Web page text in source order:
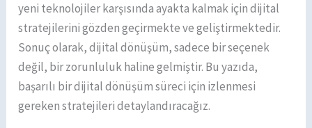
yeni teknolojiler karşısında ayakta kalmak için dijital
stratejilerini gözden geçirmekte ve geliştirmektedir.
Sonuç olarak, dijital dönüşüm, sadece bir seçenek
değil, bir zorunluluk haline gelmiştir. Bu yazıda,
başarılı bir dijital dönüşüm süreci için izlenmesi
gereken stratejileri detaylandıracağız.